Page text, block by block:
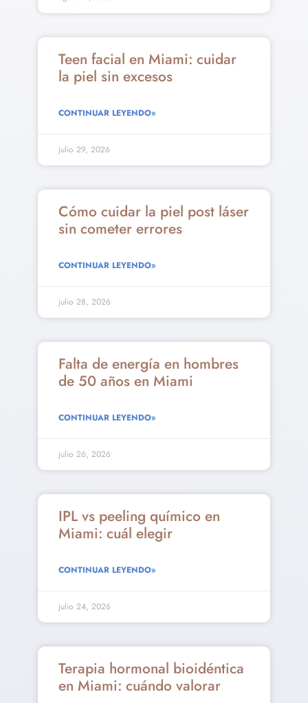
Teen facial en Miami: cuidar
la piel sin excesos
CONTINUAR LEYENDO»
julio 29, 2026
Cómo cuidar la piel post láser
sin cometer errores
CONTINUAR LEYENDO»
julio 28, 2026
Falta de energía en hombres
de 50 años en Miami
CONTINUAR LEYENDO»
julio 26, 2026
IPL vs peeling químico en
Miami: cuál elegir
CONTINUAR LEYENDO»
julio 24, 2026
Terapia hormonal bioidéntica
en Miami: cuándo valorar